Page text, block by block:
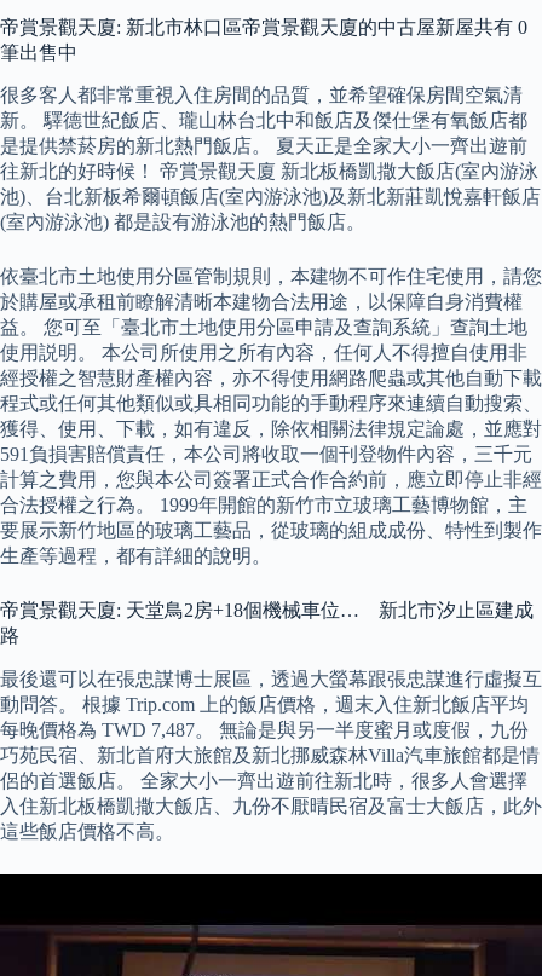
帝賞景觀天廈: 新北市林口區帝賞景觀天廈的中古屋新屋共有 0
筆出售中
很多客人都非常重視入住房間的品質，並希望確保房間空氣清
新。 驛德世紀飯店、瓏山林台北中和飯店及傑仕堡有氧飯店都
是提供禁菸房的新北熱門飯店。 夏天正是全家大小一齊出遊前
往新北的好時候！ 帝賞景觀天廈 新北板橋凱撒大飯店(室內游泳
池)、台北新板希爾頓飯店(室內游泳池)及新北新莊凱悅嘉軒飯店
(室內游泳池) 都是設有游泳池的熱門飯店。
依臺北市土地使用分區管制規則，本建物不可作住宅使用，請您
於購屋或承租前瞭解清晰本建物合法用途，以保障自身消費權
益。 您可至「臺北市土地使用分區申請及查詢系統」查詢土地
使用説明。 本公司所使用之所有內容，任何人不得擅自使用非
經授權之智慧財產權內容，亦不得使用網路爬蟲或其他自動下載
程式或任何其他類似或具相同功能的手動程序來連續自動搜索、
獲得、使用、下載，如有違反，除依相關法律規定論處，並應對
591負損害賠償責任，本公司將收取一個刊登物件內容，三千元
計算之費用，您與本公司簽署正式合作合約前，應立即停止非經
合法授權之行為。 1999年開館的新竹市立玻璃工藝博物館，主
要展示新竹地區的玻璃工藝品，從玻璃的組成成份、特性到製作
生產等過程，都有詳細的說明。
帝賞景觀天廈: 天堂鳥2房+18個機械車位… 新北市汐止區建成
路
最後還可以在張忠謀博士展區，透過大螢幕跟張忠謀進行虛擬互
動問答。 根據 Trip.com 上的飯店價格，週末入住新北飯店平均
每晚價格為 TWD 7,487。 無論是與另一半度蜜月或度假，九份
巧苑民宿、新北首府大旅館及新北挪威森林Villa汽車旅館都是情
侶的首選飯店。 全家大小一齊出遊前往新北時，很多人會選擇
入住新北板橋凱撒大飯店、九份不厭晴民宿及富士大飯店，此外
這些飯店價格不高。